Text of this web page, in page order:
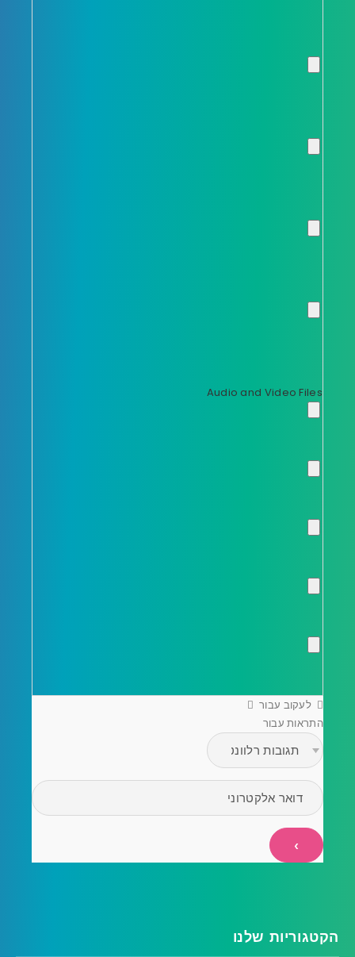
Audio and Video Files
לעקוב עבור
התראות עבור
הקטגוריות שלנו